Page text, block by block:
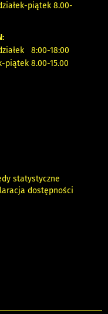
piątek 8.00-
8:00-18:00
piątek 8.00-15.00
statystyczne
dostępności